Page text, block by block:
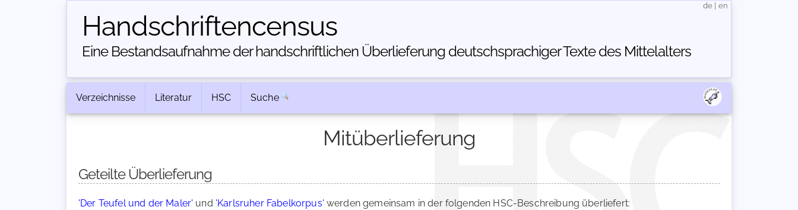
Handschriften­census
Eine Bestandsaufnahme der handschriftlichen Über­lieferung deutschsprachiger Texte des Mittelalters
de en
Verzeichnisse Literatur HSC Suche
Mitüberlieferung
Geteilte Überlieferung
'Der Teufel und der Maler' und 'Karlsruher Fabelkorpus' werden gemeinsam in der folgenden HSC-Beschreibung überliefert: